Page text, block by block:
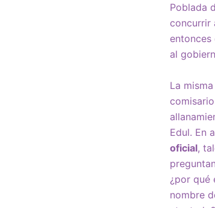
Poblada
concurrir
al
La
Edul. En
oficial,
¿por qué
nombre